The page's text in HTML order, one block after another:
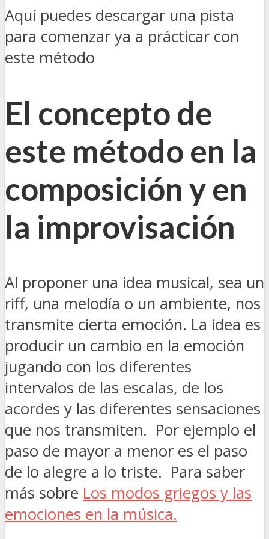
Aquí puedes descargar una pista
para comenzar ya a prácticar con
este método
El concepto de
este método en la
composición y en
la improvisación
Al proponer una idea musical, sea un
riff, una melodía o un ambiente, nos
transmite cierta emoción. La idea es
producir un cambio en la emoción
jugando con los diferentes
intervalos de las escalas, de los
acordes y las diferentes sensaciones
que nos transmiten. Por ejemplo el
paso de mayor a menor es el paso
de lo alegre a lo triste. Para saber
más sobre Los modos griegos y las
emociones en la música.